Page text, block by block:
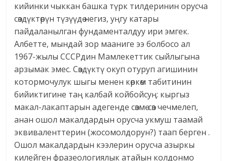
кийинки чыккан башка түрк тилдеринин орусча
сөздүктөрүн түзүүдө негиз, уңгу катары
пайдаланылган фундаменталдуу ири эмгек.
Албетте, мындай зор мааниге ээ болбосо ал
1967-жылы СССРдин Мамлекеттик сыйлыгына
арзымак эмес. Сөздүктү окуп отуруп агишинин
котормочулук шыгы менен көркөм табитинин
бийиктигине таң калбай койбойсуң: кыргыз
макал-лакаптарын адегенде сөзмө-сөз чечмелеп,
анан ошол макалдардын орусча укмуш таамай
эквиваленттерин (жосомолдорун?) таап берген .
Ошол макалдардын кээлерин орусча азыркы
килейген фразеологиялык атайын колдонмо